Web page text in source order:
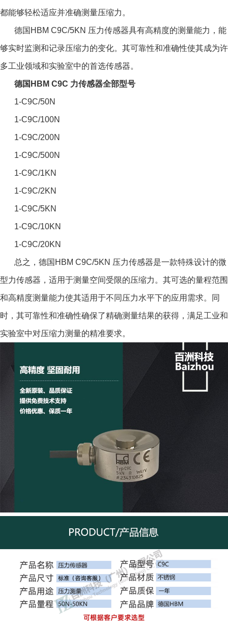
都能够轻松适应并准确测量压缩力。
德国HBM C9C/5KN 压力传感器具有高精度的测量能力，能
够实时监测和记录压缩力的变化。其可靠性和准确性使其成为许
多工业领域和实验室中的首选传感器。
德国HBM C9C 力传感器全部型号
1-C9C/50N
1-C9C/100N
1-C9C/200N
1-C9C/500N
1-C9C/1KN
1-C9C/2KN
1-C9C/5KN
1-C9C/10KN
1-C9C/20KN
总之，德国HBM C9C/5KN 压力传感器是一款特殊设计的微
型力传感器，适用于测量空间受限的压缩力。其可选的量程范围
和高精度测量能力使其适用于不同压力水平下的应用需求。同
时，其可靠性和准确性确保了精确测量结果的获得，满足工业和
实验室中对压缩力测量的精准要求。